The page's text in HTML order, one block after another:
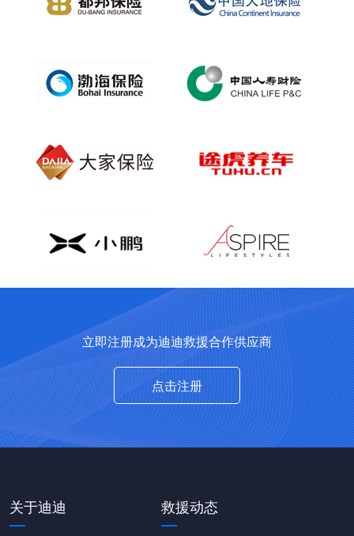
立即注册成为迪迪救援合作供应商
点击注册
关于迪迪 救援动态